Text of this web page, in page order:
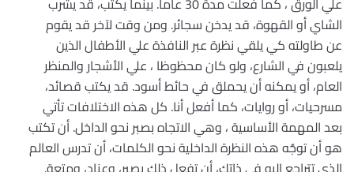
الشاي أو القهوة، قد يدخن سجائر. ومن وقت لآخر قد يقوم
عن طاولته كي يلقي نظرة عبر النافذة علي الأطفال الذين
يلعبون في الشارع، ولو كان محظوظا ، علي الأشجار والمنظر
العام، أو يمكنه أن يحملق في حائط أسود. قد يكتب قصائد،
مسرحيات، أو روايات، كما أفعل أنا. كل هذه الاختلافات تأتي
بعد المهمة الأساسية ، وهي الاتجاه بصبر نحو الداخل. أن تكتب
هو أن توجٌه هذه النظرة الداخلية نحو الكلمات، أن تدرس العالم